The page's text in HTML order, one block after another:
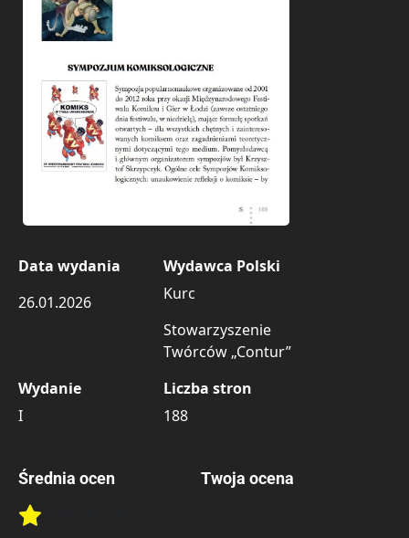
Data wydania
26.01.2026
Wydawca Polski
Kurc
Stowarzyszenie
Twórców „Contur”
Wydanie
I
Liczba stron
188
Średnia ocen Twoja ocena